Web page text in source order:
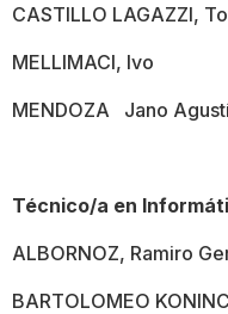
CASTILLO LAGAZZI,
MELLIMACI, Ivo
MENDOZA Jano
Técnico/a en
ALBORNOZ, Ramiro
BARTOLOMEO